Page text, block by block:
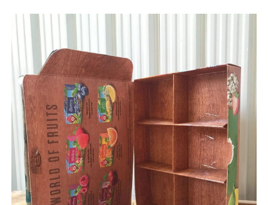
Image